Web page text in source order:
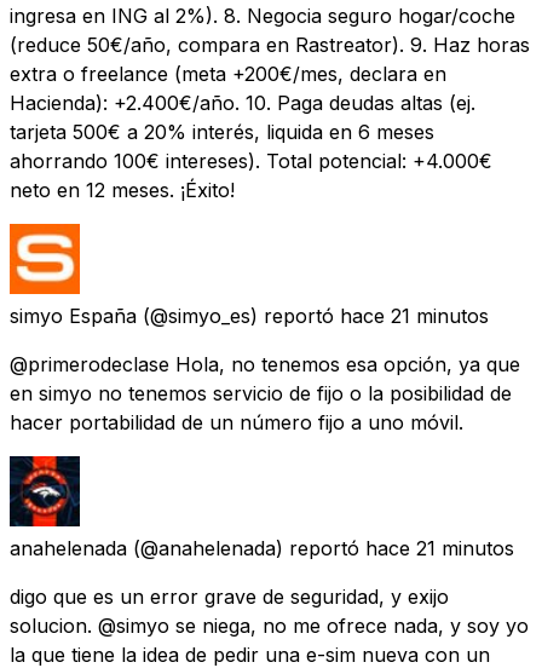
ingresa en ING al 2%). 8. Negocia seguro hogar/coche
(reduce 50€/año, compara en Rastreator). 9. Haz horas
extra o freelance (meta +200€/mes, declara en
Hacienda): +2.400€/año. 10. Paga deudas altas (ej.
tarjeta 500€ a 20% interés, liquida en 6 meses
ahorrando 100€ intereses). Total potencial: +4.000€
neto en 12 meses. ¡Éxito!
simyo España (@simyo_es) reportó hace 21 minutos
@primerodeclase Hola, no tenemos esa opción, ya que
en simyo no tenemos servicio de fijo o la posibilidad de
hacer portabilidad de un número fijo a uno móvil.
anahelenada (@anahelenada) reportó hace 21 minutos
digo que es un error grave de seguridad, y exijo
solucion. @simyo se niega, no me ofrece nada, y soy yo
la que tiene la idea de pedir una e-sim nueva con un